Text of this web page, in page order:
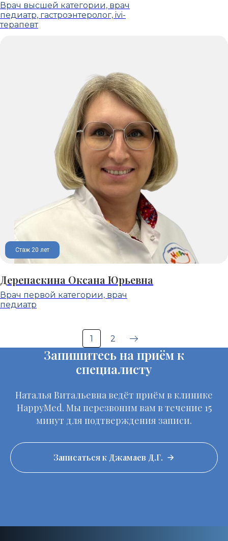
Врач высшей категории, врач
педиатр, гастроэнтеролог, ivi-
терапевт
Стаж 20 лет
Дерепаскина Оксана Юрьевна
Врач первой категории, врач
педиатр
1 2
Запишитесь на приём к
специалисту
Наталья Витальевна ведёт приём в клинике
HappyMed. Мы перезвоним вам в течение 15
минут для подтверждения записи.
Записаться к Джамаев Д.Г.